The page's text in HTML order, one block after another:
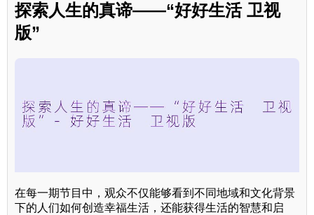
探索人生的真谛——“好好生活 卫视
版”
在每一期节目中，观众不仅能够看到不同地域和文化背景
下的人们如何创造幸福生活，还能获得生活的智慧和启